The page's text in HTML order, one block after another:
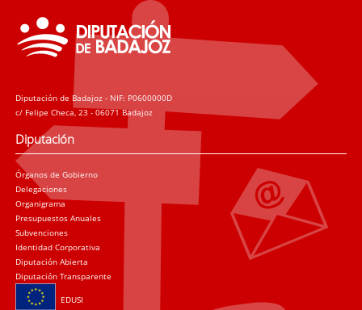
Diputación de Badajoz - NIF: P0600000D
c/ Felipe Checa, 23 - 06071 Badajoz
Diputación
Órganos de Gobierno
Delegaciones
Organigrama
Presupuestos Anuales
Subvenciones
Identidad Corporativa
Diputación Abierta
Diputación Transparente
EDUSI